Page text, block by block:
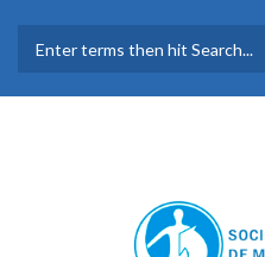
FORMULARIO DE
BÚSQUEDA